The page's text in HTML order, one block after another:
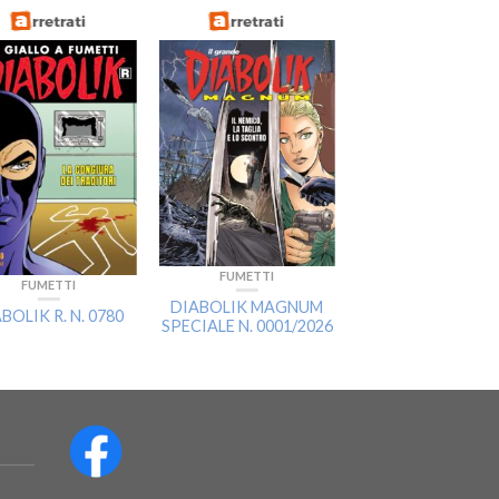
FUMETTI
R. N. 0780
FUMETTI
DIABOLIK MAGNUM
SPECIALE N. 0001/2026